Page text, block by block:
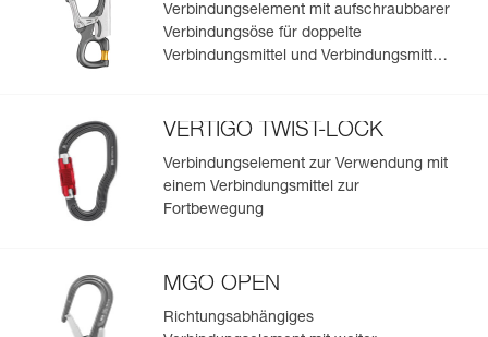
Verbindungselement mit aufschraubbarer
Verbindungsöse für doppelte
Verbindungsmittel und Verbindungsmittel
VERTIGO TWIST-LOCK
Verbindungselement zur Verwendung mit
einem Verbindungsmittel zur
Fortbewegung
MGO OPEN
Richtungsabhängiges